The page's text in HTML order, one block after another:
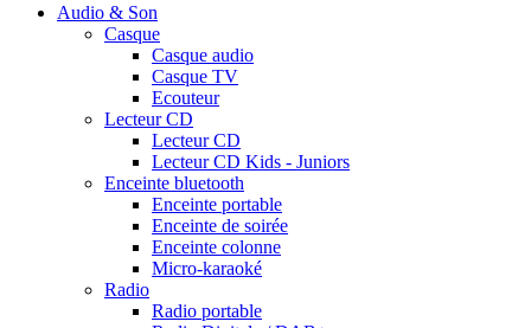
Audio & Son
Casque
Casque audio
Casque TV
Ecouteur
Lecteur CD
Lecteur CD
Lecteur CD Kids - Juniors
Enceinte bluetooth
Enceinte portable
Enceinte de soirée
Enceinte colonne
Micro-karaoké
Radio
Radio portable